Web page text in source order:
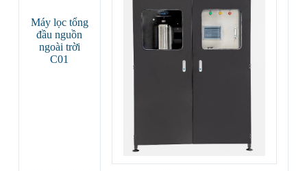
Máy lọc tổng
đầu nguồn
ngoài trời
C01